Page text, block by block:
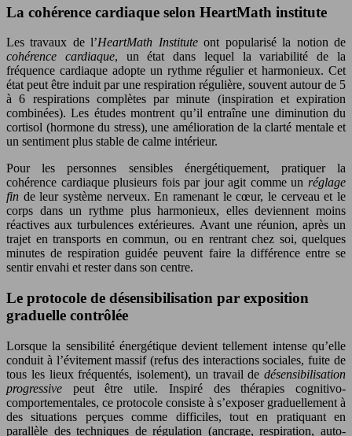
La cohérence cardiaque selon HeartMath institute
Les travaux de l’HeartMath Instituteont popularisé la notion de
cohérence cardiaque, un état dans lequel la variabilité de la
fréquence cardiaque adopte un rythme régulier et harmonieux. Cet
état peut être induit par une respiration régulière, souvent autour de 5
à 6 respirations complètes par minute (inspiration et expiration
combinées). Les études montrent qu’il entraîne une diminution du
cortisol (hormone du stress), une amélioration de la clarté mentale et
un sentiment plus stable de calme intérieur.
Pour les personnes sensibles énergétiquement, pratiquer la
cohérence cardiaque plusieurs fois par jour agit comme un réglage
fin de leur système nerveux. En ramenant le cœur, le cerveau et le
corps dans un rythme plus harmonieux, elles deviennent moins
réactives aux turbulences extérieures. Avant une réunion, après un
trajet en transports en commun, ou en rentrant chez soi, quelques
minutes de respiration guidée peuvent faire la différence entre se
sentir envahi et rester dans son centre.
Le protocole de désensibilisation par exposition
graduelle contrôlée
Lorsque la sensibilité énergétique devient tellement intense qu’elle
conduit à l’évitement massif (refus des interactions sociales, fuite de
tous les lieux fréquentés, isolement), un travail de désensibilisation
progressive peut être utile. Inspiré des thérapies cognitivo-
comportementales, ce protocole consiste à s’exposer graduellement à
des situations perçues comme difficiles, tout en pratiquant en
parallèle des techniques de régulation (ancrage, respiration, auto-